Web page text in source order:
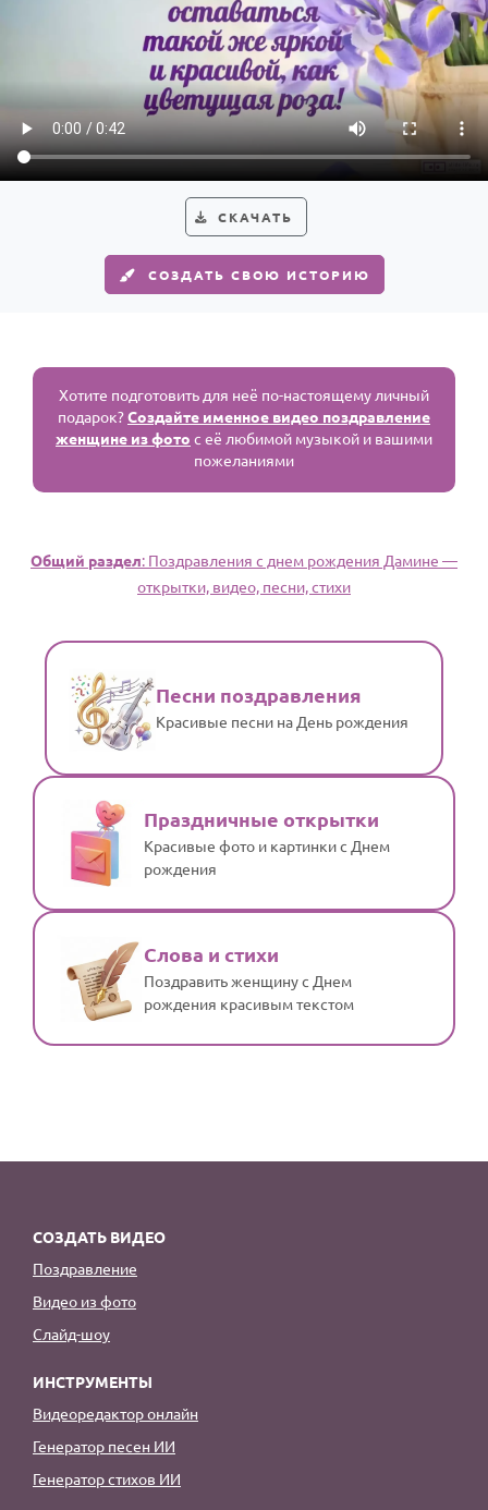
СКАЧАТЬ
СОЗДАТЬ СВОЮ ИСТОРИЮ
Хотите подготовить для неё по-настоящему личный
подарок?Создайте именное видео поздравление
женщине из фото с её любимой музыкой и вашими
пожеланиями
Общий раздел: Поздравления с днем рождения Дамине —
открытки, видео, песни, стихи
Песни поздравления
Красивые песни на День рождения
Праздничные открытки
Красивые фото и картинки с Днем
рождения
Слова и стихи
Поздравить женщину с Днем
рождения красивым текстом
СОЗДАТЬ ВИДЕО
Поздравление
Видео из фото
Слайд-шоу
ИНСТРУМЕНТЫ
Видеоредактор онлайн
Генератор песен ИИ
Генератор стихов ИИ